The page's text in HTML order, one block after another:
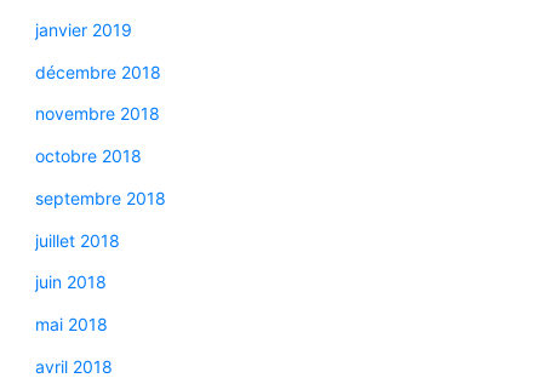
janvier 2019
décembre 2018
novembre 2018
octobre 2018
septembre 2018
juillet 2018
juin 2018
mai 2018
avril 2018